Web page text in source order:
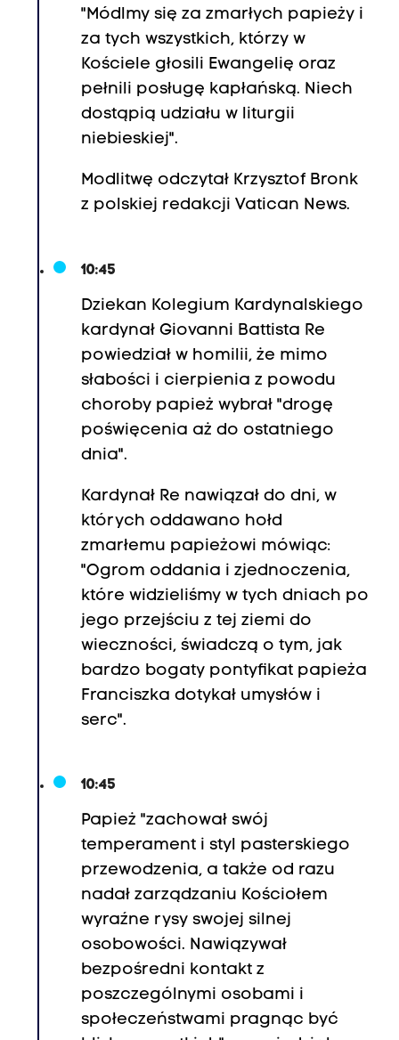
"Módlmy się za zmarłych papieży i
za tych wszystkich, którzy w
Kościele głosili Ewangelię oraz
pełnili posługę kapłańską. Niech
dostąpią udziału w liturgii
niebieskiej".
Modlitwę odczytał Krzysztof Bronk
z polskiej redakcji Vatican News.
10:45
Dziekan Kolegium Kardynalskiego
kardynał Giovanni Battista Re
powiedział w homilii, że mimo
słabości i cierpienia z powodu
choroby papież wybrał "drogę
poświęcenia aż do ostatniego
dnia".
Kardynał Re nawiązał do dni, w
których oddawano hołd
zmarłemu papieżowi mówiąc:
"Ogrom oddania i zjednoczenia,
które widzieliśmy w tych dniach po
jego przejściu z tej ziemi do
wieczności, świadczą o tym, jak
bardzo bogaty pontyfikat papieża
Franciszka dotykał umysłów i
serc".
10:45
Papież "zachował swój
temperament i styl pasterskiego
przewodzenia, a także od razu
nadał zarządzaniu Kościołem
wyraźne rysy swojej silnej
osobowości. Nawiązywał
bezpośredni kontakt z
poszczególnymi osobami i
społeczeństwami pragnąc być